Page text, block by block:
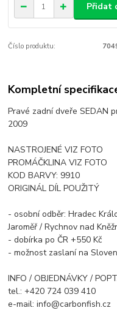
Přidat
Číslo produktu:
Kompletní
Pravé zadní dveře SEDAN
2009
NASTROJENÉ VIZ FOTO
PROMÁČKLINA VIZ FOTO
KOD BARVY: 9910
ORIGINÁL DÍL POUŽITÝ
- osobní odběr: Hradec
Jaroměř / Rychnov nad
- dobírka po ČR +550 Kč
- možnost zaslaní na
INFO / OBJEDNÁVKY /
tel.: +420 724 039 410
e-mail: info@carbonfish.cz